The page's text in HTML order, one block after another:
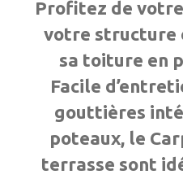
Profitez de
votre structure
sa toiture en
Facile
gouttières
poteaux, le
terrasse sont